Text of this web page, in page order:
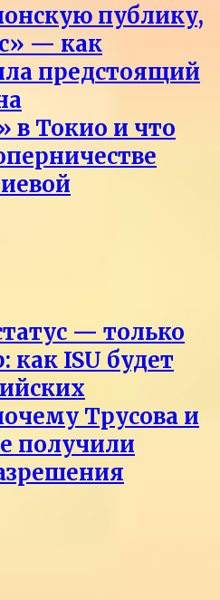
публику,
— как
предстоящий
в Токио и что
— только
как ISU будет
Трусова и
получили